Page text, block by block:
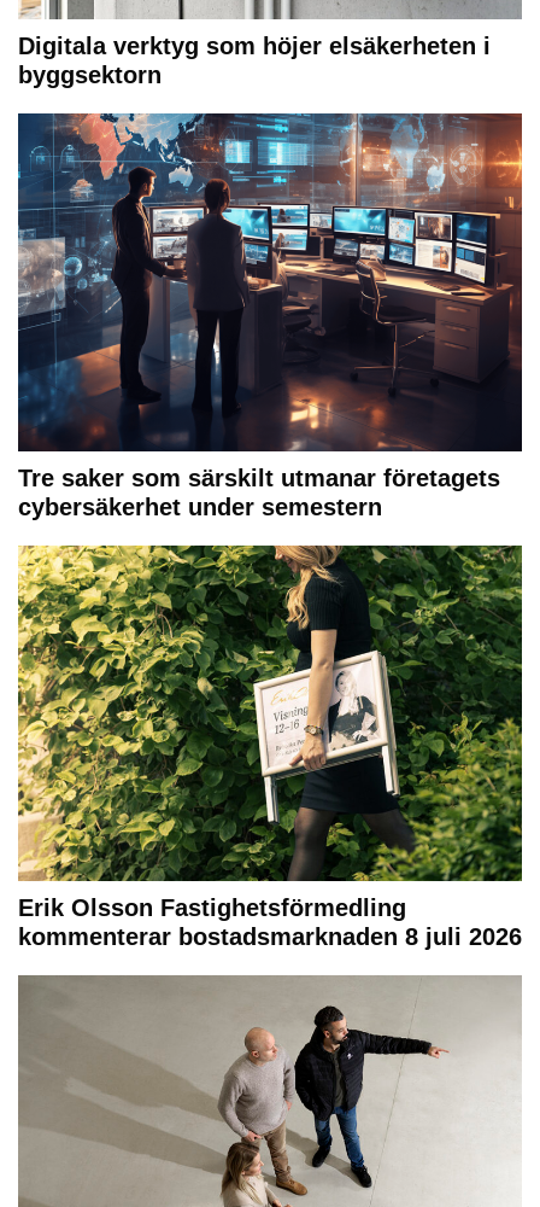
Digitala verktyg som höjer elsäkerheten i
byggsektorn
Tre saker som särskilt utmanar företagets
cybersäkerhet under semestern
Erik Olsson Fastighetsförmedling
kommenterar bostadsmarknaden 8 juli 2026